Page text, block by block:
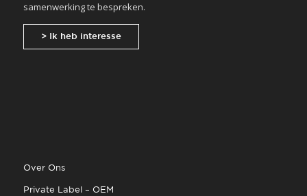
samenwerking te bespreken.
> Ik heb interesse
Over Ons
Private Label – OEM